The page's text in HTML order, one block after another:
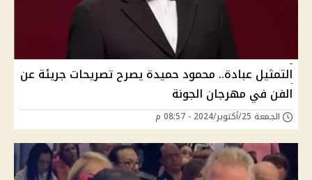
التمثيل عبادة.. محمود حميدة يصرح تصريحات جريئة عن
الفن في مهرجان الجونة
الجمعة 25/أكتوبر/2024 - 08:57 م